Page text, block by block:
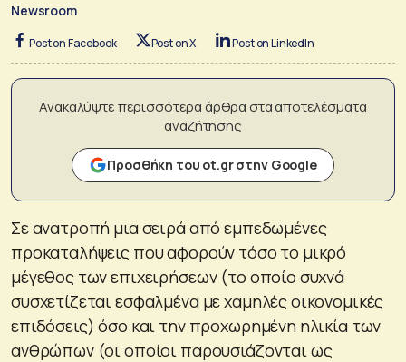
Newsroom
Post on Facebook Post on X Post on LinkedIn
Ανακαλύψτε περισσότερα άρθρα στα αποτελέσματα
αναζήτησης
Προσθήκη του ot.gr στην Google
Σε ανατροπή μια σειρά από εμπεδωμένες
προκαταλήψεις που αφορούν τόσο το μικρό
μέγεθος των επιχειρήσεων (το οποίο συχνά
συσχετίζεται εσφαλμένα με χαμηλές οικονομικές
επιδόσεις) όσο και την προχωρημένη ηλικία των
ανθρώπων (οι οποίοι παρουσιάζονται ως